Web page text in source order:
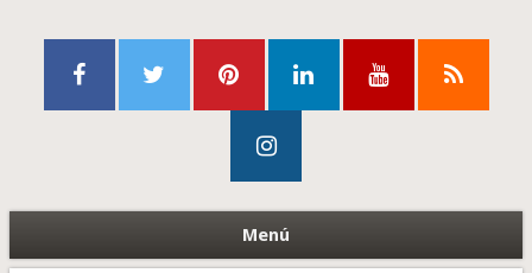
Menú